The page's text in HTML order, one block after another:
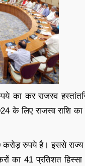
का कर राजस्व
के लिए राजस्व राशि
करोड़ रुपये है। इससे
का 41 प्रतिशत हिस्सा